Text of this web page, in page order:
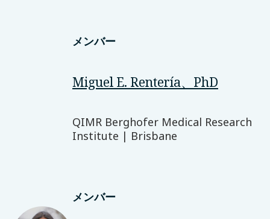
メンバー
Miguel E. Rentería、PhD
QIMR Berghofer Medical Research
Institute | Brisbane
メンバー